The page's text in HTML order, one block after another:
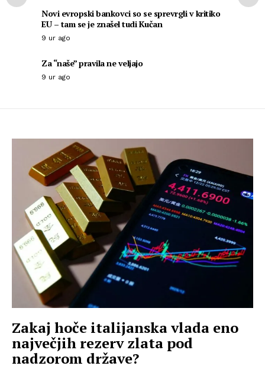
Novi evropski bankovci so se sprevrgli v kritiko
EU – tam se je znašel tudi Kučan
9 ur ago
Za “naše” pravila ne veljajo
9 ur ago
Zakaj hoče italijanska vlada eno
največjih rezerv zlata pod
nadzorom države?